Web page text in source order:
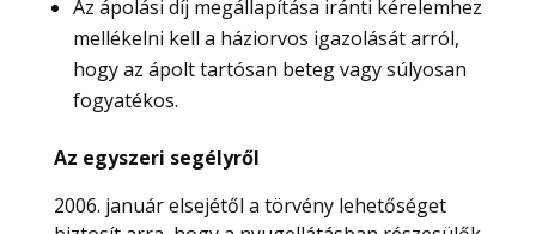
Az ápolási díj megállapítása iránti kérelemhez
mellékelni kell a háziorvos igazolását arról,
hogy az ápolt tartósan beteg vagy súlyosan
fogyatékos.
Az egyszeri segélyről
2006. január elsejétől a törvény lehetőséget